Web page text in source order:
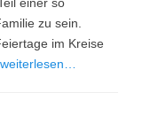
einer so
zu sein.
im Kreise
weiterlesen…